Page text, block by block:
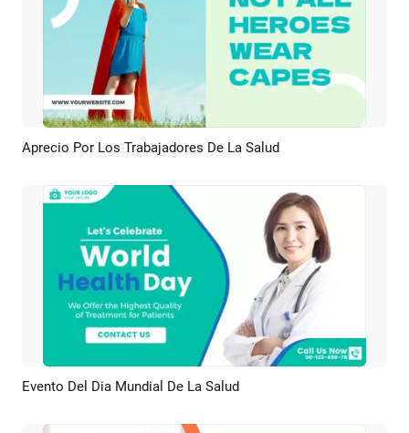
Previsualizar Crear IA
Aprecio Por Los Trabajadores De La Salud
Previsualizar Crear IA
Evento Del Dia Mundial De La Salud